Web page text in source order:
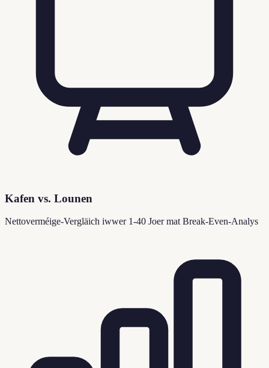
Kafen vs. Lounen
Nettoverméige-Vergläich iwwer 1-40 Joer mat Break-Even-Analys